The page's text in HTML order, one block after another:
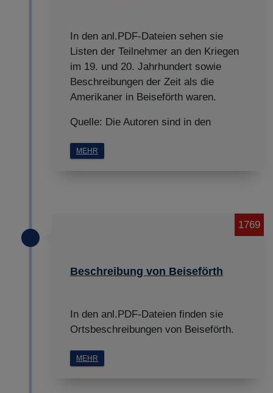
In den anl.PDF-Dateien sehen sie
Listen der Teilnehmer an den Kriegen
im 19. und 20. Jahrhundert sowie
Beschreibungen der Zeit als die
Amerikaner in Beiseförth waren.
Quelle: Die Autoren sind in den
MEHR
Beschreibung von Beiseförth
1769
In den anl.PDF-Dateien finden sie
Ortsbeschreibungen von Beiseförth.
MEHR